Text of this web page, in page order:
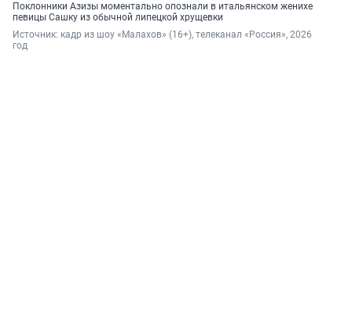
Поклонники Азизы моментально опознали в итальянском женихе
певицы Сашку из обычной липецкой хрущевки
Источник: кадр из шоу «Малахов» (16+), телеканал «Россия», 2026
год